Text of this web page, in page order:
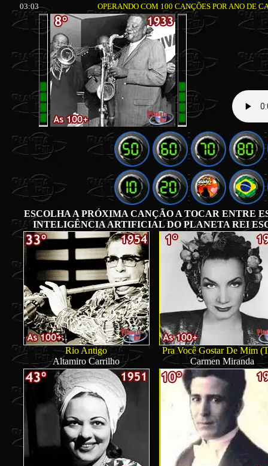
03:03 OPERANDO COM 100 CANÇÕES POR ANO DE
ESCOLHA A PRÓXIMA CANÇÃO A TOCAR ENTRE
INTELIGÊNCIA ARTIFICIAL DO PLANETA REI
Rio Antigo
Altamiro Carrilho
Pra Você Gostar De Mim
Carmen Miranda